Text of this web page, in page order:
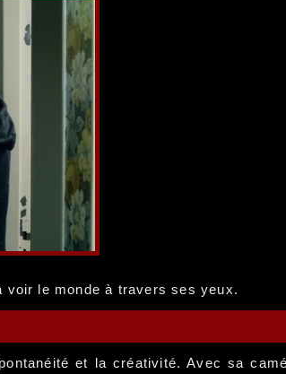
le monde à travers ses yeux.
et la créativité. Avec sa